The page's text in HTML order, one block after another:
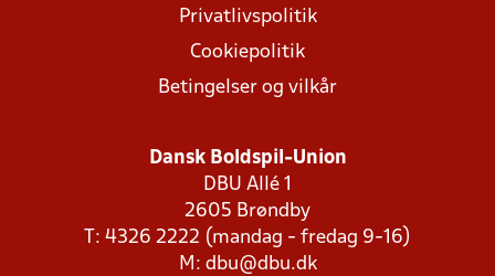
Privatlivspolitik
Cookiepolitik
Betingelser og vilkår
Dansk Boldspil-Union
DBU Allé 1
2605 Brøndby
T: 4326 2222 (mandag - fredag 9-16)
M: dbu@dbu.dk